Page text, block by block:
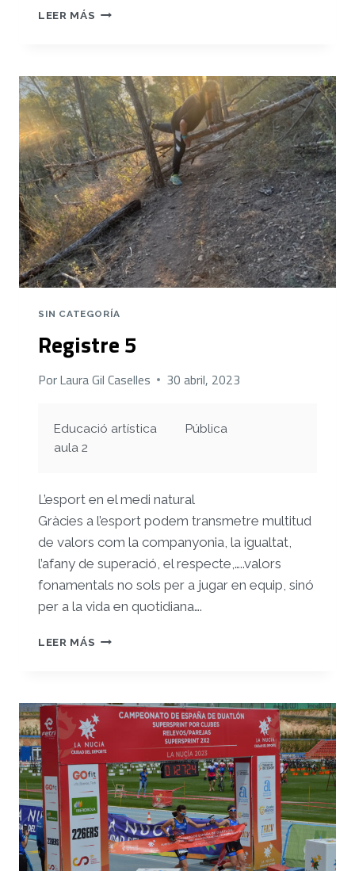
LEER MÁS REGISTRE
SIN CATEGORÍA
Registre 5
PorLaura Gil Caselles 30 abril, 2023
Educació artística
aula 2
Pública
L’esport en el medi natural
Gràcies a l’esport podem transmetre multitud
de valors com la companyonia, la igualtat,
l’afany de superació, el respecte,…..valors
fonamentals no sols per a jugar en equip, sinó
per a la vida en quotidiana….
LEER MÁS REGISTRE